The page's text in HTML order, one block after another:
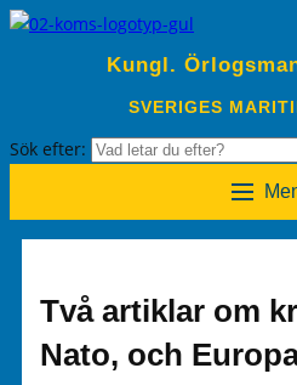
Kungl.
SVERIGES
Sök efter:
Två artiklar om
Nato, och